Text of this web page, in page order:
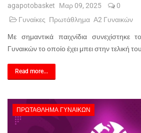
agapotobasket Μαρ 09, 2025
0
Γυναίκες Πρωτάθλημα Α2 Γυναικών
Με σημαντικά παιχνίδια
Γυναικών το οποίο έχει μπει στην τελική
Read more...
ΠΡΩΤΆΘΛΗΜΑ ΓΥΝΑΙΚΏΝ